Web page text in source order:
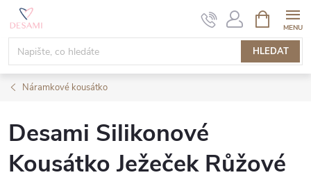
Přejít
obsah
HLEDAT
NÁKUPNÍ
KOŠÍK
Náramkové kousátko
Desami Silikonové
Kousátko Ježeček Růžové